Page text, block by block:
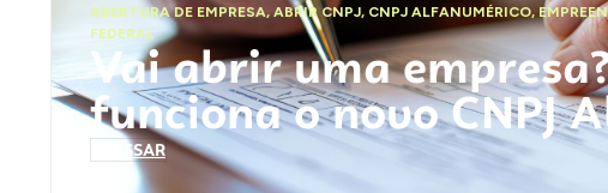
ABERTURA DE EMPRESA,ABRIR CNPJ, CNPJ ALFANUMÉRICO,
FEDERAL
Vai abrir uma
funciona o novo CNPJ
ACESSAR